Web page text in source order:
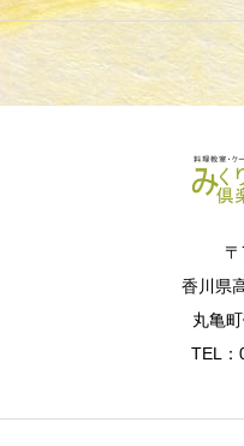
香川県
丸亀
TEL：